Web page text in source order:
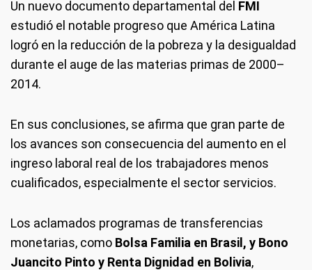
Un nuevo documento departamental del FMI
estudió el notable progreso que América Latina
logró en la reducción de la pobreza y la desigualdad
durante el auge de las materias primas de 2000–
2014.
En sus conclusiones, se afirma que gran parte de
los avances son consecuencia del aumento en el
ingreso laboral real de los trabajadores menos
cualificados, especialmente el sector servicios.
Los aclamados programas de transferencias
monetarias, como Bolsa Familia en Brasil, y Bono
Juancito Pinto y Renta Dignidad en Bolivia,